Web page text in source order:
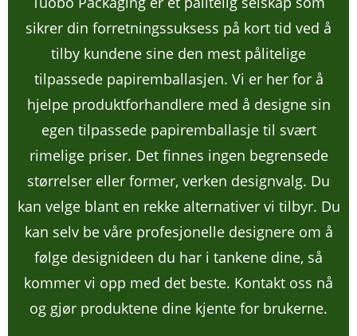
sikrer din forretningssuksess på kort tid ved å
tilby kundene sine den mest pålitelige
tilpassede papiremballasjen. Vi er her for å
hjelpe produktforhandlere med å designe sin
egen tilpassede papiremballasje til svært
rimelige priser. Det finnes ingen begrensede
størrelser eller former, verken designvalg. Du
kan velge blant en rekke alternativer vi tilbyr. Du
kan selv be våre profesjonelle designere om å
følge designideen du har i tankene dine, så
kommer vi opp med det beste. Kontakt oss nå
og gjør produktene dine kjente for brukerne.